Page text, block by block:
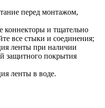
перед монтажом,
коннекторы и тщательно
все стыки и соединения;
ленты при наличии
защитного покрытия
ленты в воде.